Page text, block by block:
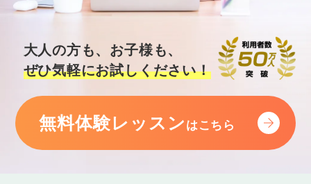
大人の方も、お子様も、
ぜひ気軽にお試しください！
無料体験レッスンはこちら